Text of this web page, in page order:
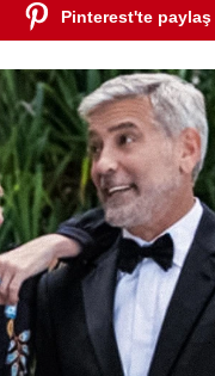
Pinterest'te paylaş